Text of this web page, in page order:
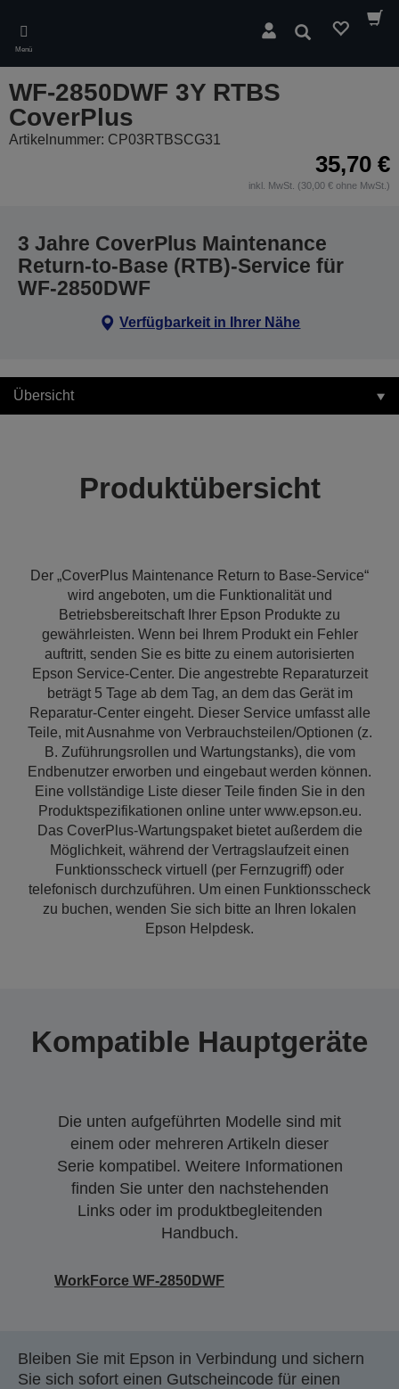
main
content
Menü
Suchen
WF-2850DWF 3Y RTBS
CoverPlus
Artikelnummer: CP03RTBSCG31
35,70 €
inkl. MwSt. (30,00 € ohne MwSt.)
3 Jahre CoverPlus Maintenance
Return-to-Base (RTB)-Service für
WF-2850DWF
Verfügbarkeit in Ihrer Nähe
Übersicht
Produktübersicht
Der „CoverPlus Maintenance Return to Base-Service“
wird angeboten, um die Funktionalität und
Betriebsbereitschaft Ihrer Epson Produkte zu
gewährleisten. Wenn bei Ihrem Produkt ein Fehler
auftritt, senden Sie es bitte zu einem autorisierten
Epson Service-Center. Die angestrebte Reparaturzeit
beträgt 5 Tage ab dem Tag, an dem das Gerät im
Reparatur-Center eingeht. Dieser Service umfasst alle
Teile, mit Ausnahme von Verbrauchsteilen/Optionen (z.
B. Zuführungsrollen und Wartungstanks), die vom
Endbenutzer erworben und eingebaut werden können.
Eine vollständige Liste dieser Teile finden Sie in den
Produktspezifikationen online unter www.epson.eu.
Das CoverPlus-Wartungspaket bietet außerdem die
Möglichkeit, während der Vertragslaufzeit einen
Funktionsscheck virtuell (per Fernzugriff) oder
telefonisch durchzuführen. Um einen Funktionsscheck
zu buchen, wenden Sie sich bitte an Ihren lokalen
Epson Helpdesk.
Kompatible Hauptgeräte
Die unten aufgeführten Modelle sind mit
einem oder mehreren Artikeln dieser
Serie kompatibel. Weitere Informationen
finden Sie unter den nachstehenden
Links oder im produktbegleitenden
Handbuch.
WorkForce WF-2850DWF
Bleiben Sie mit Epson in Verbindung und sichern
Sie sich sofort einen Gutscheincode für einen